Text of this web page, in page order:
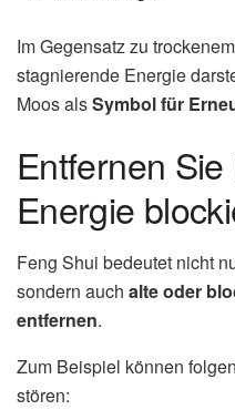
Im Gegensatz zu
stagnierende Energie
Moos alsSymbol für
Entfernen
Energie
Feng Shui bedeutet nicht
sondern auch alte oder
entfernen.
Zum Beispiel können
stören: